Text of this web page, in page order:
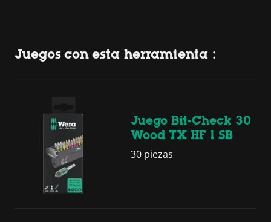
Juegos con esta herramienta :
Juego Bit-Check 30
Wood TX HF 1 SB
30 piezas